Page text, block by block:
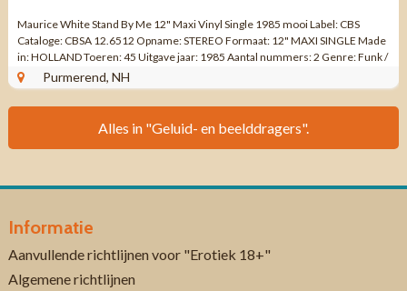
Maurice White Stand By Me 12" Maxi Vinyl Single 1985 mooi Label: CBS
Cataloge: CBSA 12.6512 Opname: STEREO Formaat: 12" MAXI SINGLE Made
in: HOLLAND Toeren: 45 Uitgave jaar: 1985 Aantal nummers: 2 Genre: Funk /
Soul, ...Purmerend, NH
Alles in "Geluid- en beelddragers".
Informatie
Aanvullende richtlijnen voor "Erotiek 18+"
Algemene richtlijnen